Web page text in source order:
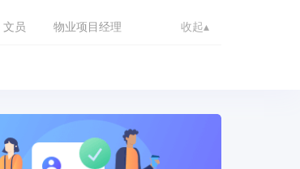
文员 物业项目经理 收起▴